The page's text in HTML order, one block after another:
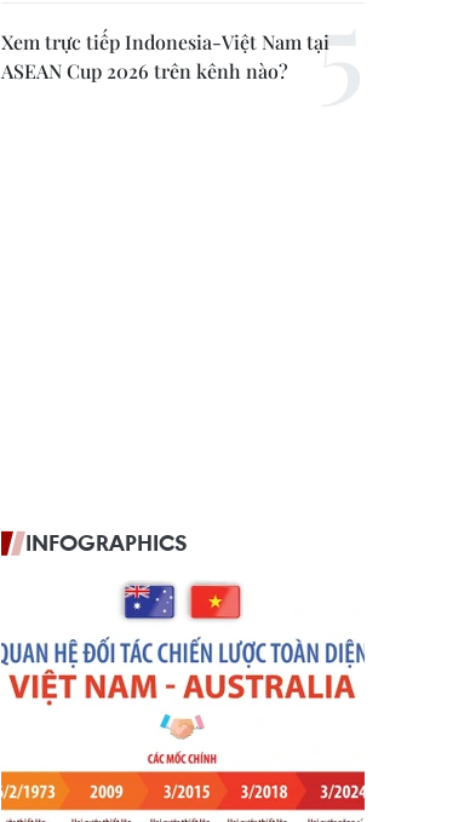
Xem trực tiếp Indonesia-Việt Nam tại
ASEAN Cup 2026 trên kênh nào?
INFOGRAPHICS